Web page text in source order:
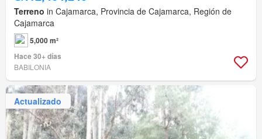
Terreno in Cajamarca, Provincia de Cajamarca, Región de
Cajamarca
5,000 m²
Hace 30+ días
BABILONIA
Actualizado